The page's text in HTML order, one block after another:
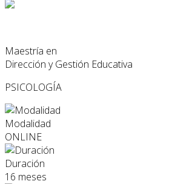
Maestría en
Dirección y Gestión Educativa
PSICOLOGÍA
Modalidad
ONLINE
Duración
16 meses